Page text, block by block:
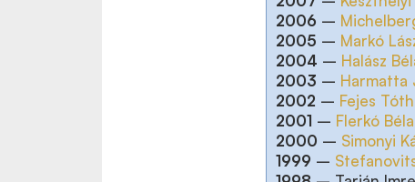
2006 –
2005 – Markó
2004 – Halász
2003 – Harmatta
2002 – Fejes
2001 – Flerkó Béla
2000 – Simonyi
1999 –